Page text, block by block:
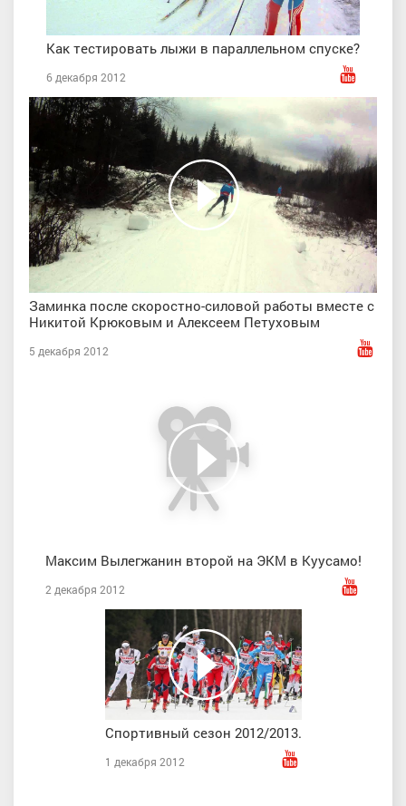
Как тестировать лыжи в параллельном спуске?
6 декабря 2012
Заминка после скоростно-силовой работы вместе с
Никитой Крюковым и Алексеем Петуховым
5 декабря 2012
Максим Вылегжанин второй на ЭКМ в Куусамо!
2 декабря 2012
Спортивный сезон 2012/2013.
1 декабря 2012